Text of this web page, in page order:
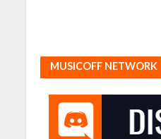
MUSICOFF NETWORK